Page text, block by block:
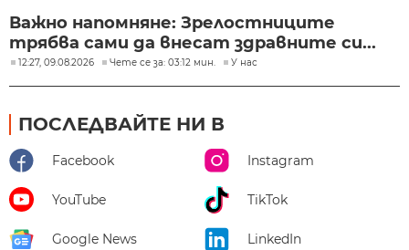
Важно напомняне: Зрелостниците
трябва сами да внесат здравните си...
12:27, 09.08.2026 Чете се за: 03:12 мин. У нас
ПОСЛЕДВАЙТЕ НИ В
Facebook Instagram
YouTube TikTok
Google News LinkedIn